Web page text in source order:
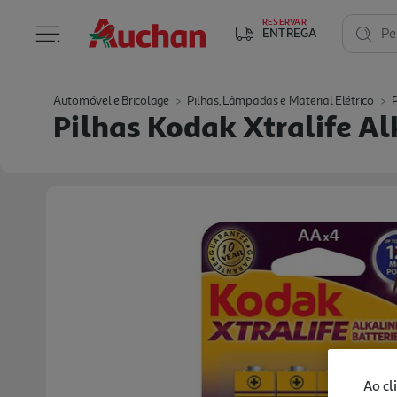
RESERVAR
ENTREGA
Automóvel e Bricolage Pilhas, Lâmpadas e Material Elétrico
Pilhas Kodak Xtralife
Ao